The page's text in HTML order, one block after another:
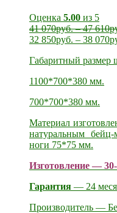
Оценка 5.00 из 5
41 070руб.–47 610
32 850руб. – 38 070
Габаритный размер
1100*700*380 мм.
700*700*380 мм.
Материал
натуральным
ноги 75*75 мм.
Изготовление —
Гарантия — 24
Производитель —